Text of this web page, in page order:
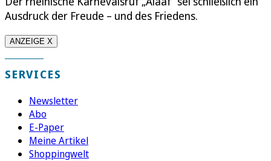
Ausdruck der Freude – und des Friedens.
ANZEIGE X
SERVICES
Newsletter
Abo
E-Paper
Meine Artikel
Shoppingwelt